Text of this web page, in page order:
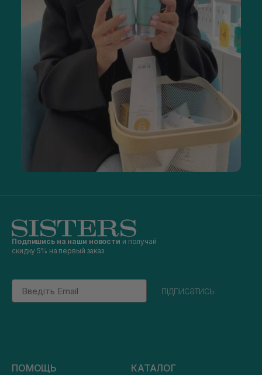
Подпишись на наши новости и получай
скидку 5% на первый заказ
Email
підписатись
ПОМОЩЬ КАТАЛОГ